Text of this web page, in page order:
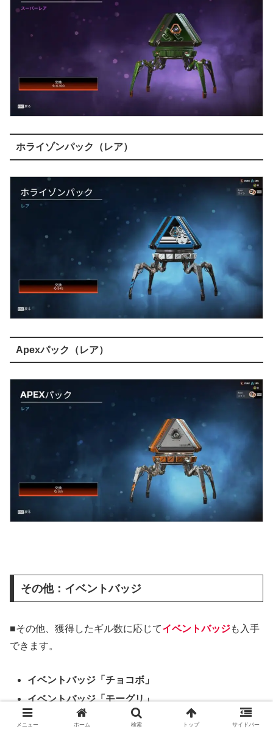
ホライゾンパック（レア）
Apexパック（レア）
その他：イベントバッジ
■その他、獲得したギル数に応じてイベントバッジも入手
できます。
イベントバッジ「チョコボ」
イベントバッジ「モーグリ」
イベントバッジ「サボテンダー」
メニュー ホーム 検索 トップ サイドバー